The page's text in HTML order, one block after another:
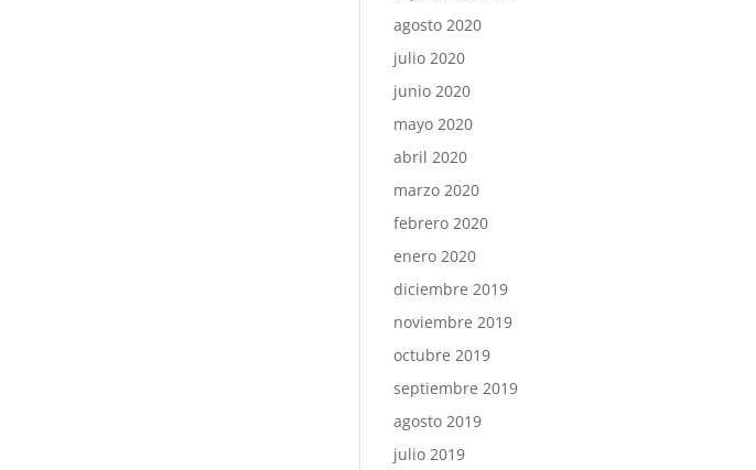
agosto 2020
julio 2020
junio 2020
mayo 2020
abril 2020
marzo 2020
febrero 2020
enero 2020
diciembre 2019
noviembre 2019
octubre 2019
septiembre 2019
agosto 2019
julio 2019